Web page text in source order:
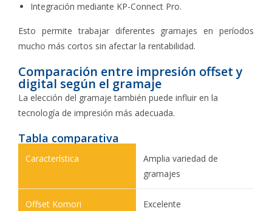
Integración mediante KP-Connect Pro.
Esto permite trabajar diferentes gramajes en períodos
mucho más cortos sin afectar la rentabilidad.
Comparación entre impresión offset y
digital según el gramaje
La elección del gramaje también puede influir en la
tecnología de impresión más adecuada.
Tabla comparativa
Amplia variedad de
gramajes
Excelente